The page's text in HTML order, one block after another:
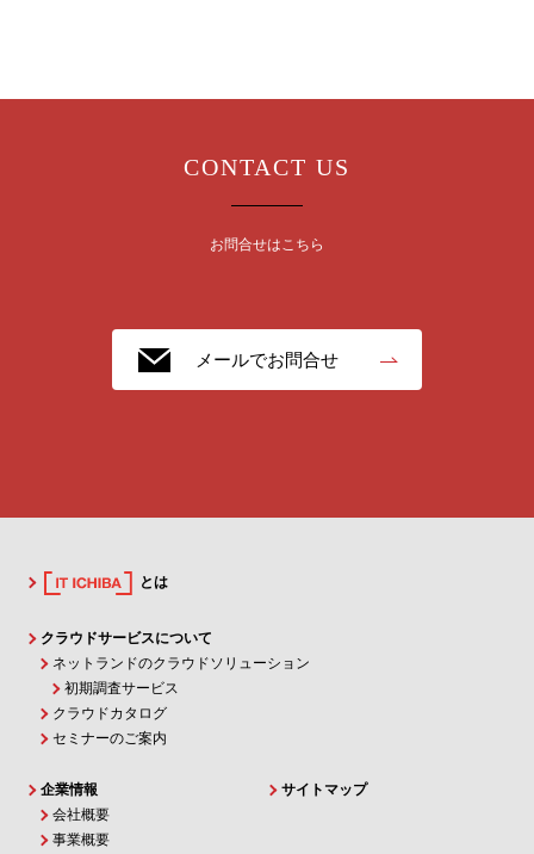
CONTACT US
お問合せはこちら
メールでお問合せ
とは
クラウドサービスについて
ネットランドのクラウドソリューション
初期調査サービス
クラウドカタログ
セミナーのご案内
企業情報
会社概要
事業概要
サイトマップ